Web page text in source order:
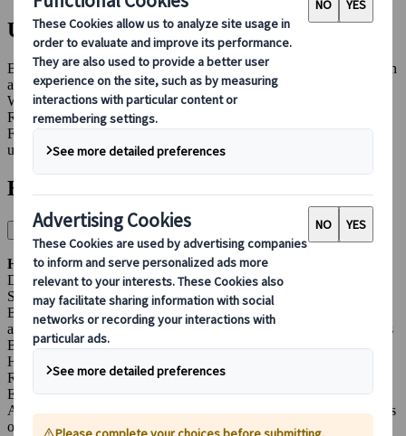
Unterkunft
Bei der Auswahl der Unterkünfte legen wir besonderen Wert auf ein
ausgewogenes Verhältnis von Komfort, Lage und lokalem Charme.
Wir bieten eine Vielzahl von Unterkunftsarten an, sodass für jeden
Reisetyp die passende Option dabei ist. In unseren häufig gestellten
Fragen erfahren Sie mehr über die verschiedenen Unterkunftsarten
und was Sie bei einer Buchung bei uns erwarten können.
Häufige Fragen
Welche Art von Unterkunft kann ich in Japan erwarten?
Hotels im westlichen Stil
Die Standardkategorie entspricht den Hotels der Touristenklasse (3-
Sterne-Hotels), bei denen wir die Lage für die besten
Besichtigungsmöglichkeiten bevorzugen. Die Zimmer sind klein,
aber sauber und funktionell. Alle Zimmer verfügen über ein eigenes
Bad, Wi-Fi, einen leeren Kühlschrank, einen Wasserkocher, einen
Haartrockner und eine Klimaanlage. Die Mitarbeiter an der
Rezeption sprechen Englisch auf einfachem Niveau. Die
Einrichtungen umfassen einen Frühstücksbereich, aber im
Allgemeinen keine Geschäfte, Fitnesscenter, Wellnessbereiche, Bars
oder Restaurants.